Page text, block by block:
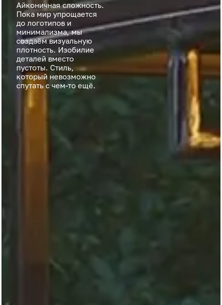
Айконичная сложность.
Пока мир упрощается
до логотипов и
минимализма, мы
создаём визуальную
плотность. Изобилие
деталей вместо
пустоты. Стиль,
который невозможно
спутать с чем-то ещё.